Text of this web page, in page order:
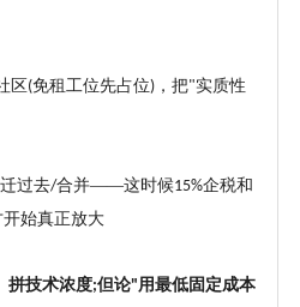
区(免租工位先占位)，把"实质性
过去/合并——这时候15%企税和
始真正放大
拼技术浓度;但论"用最低固定成本